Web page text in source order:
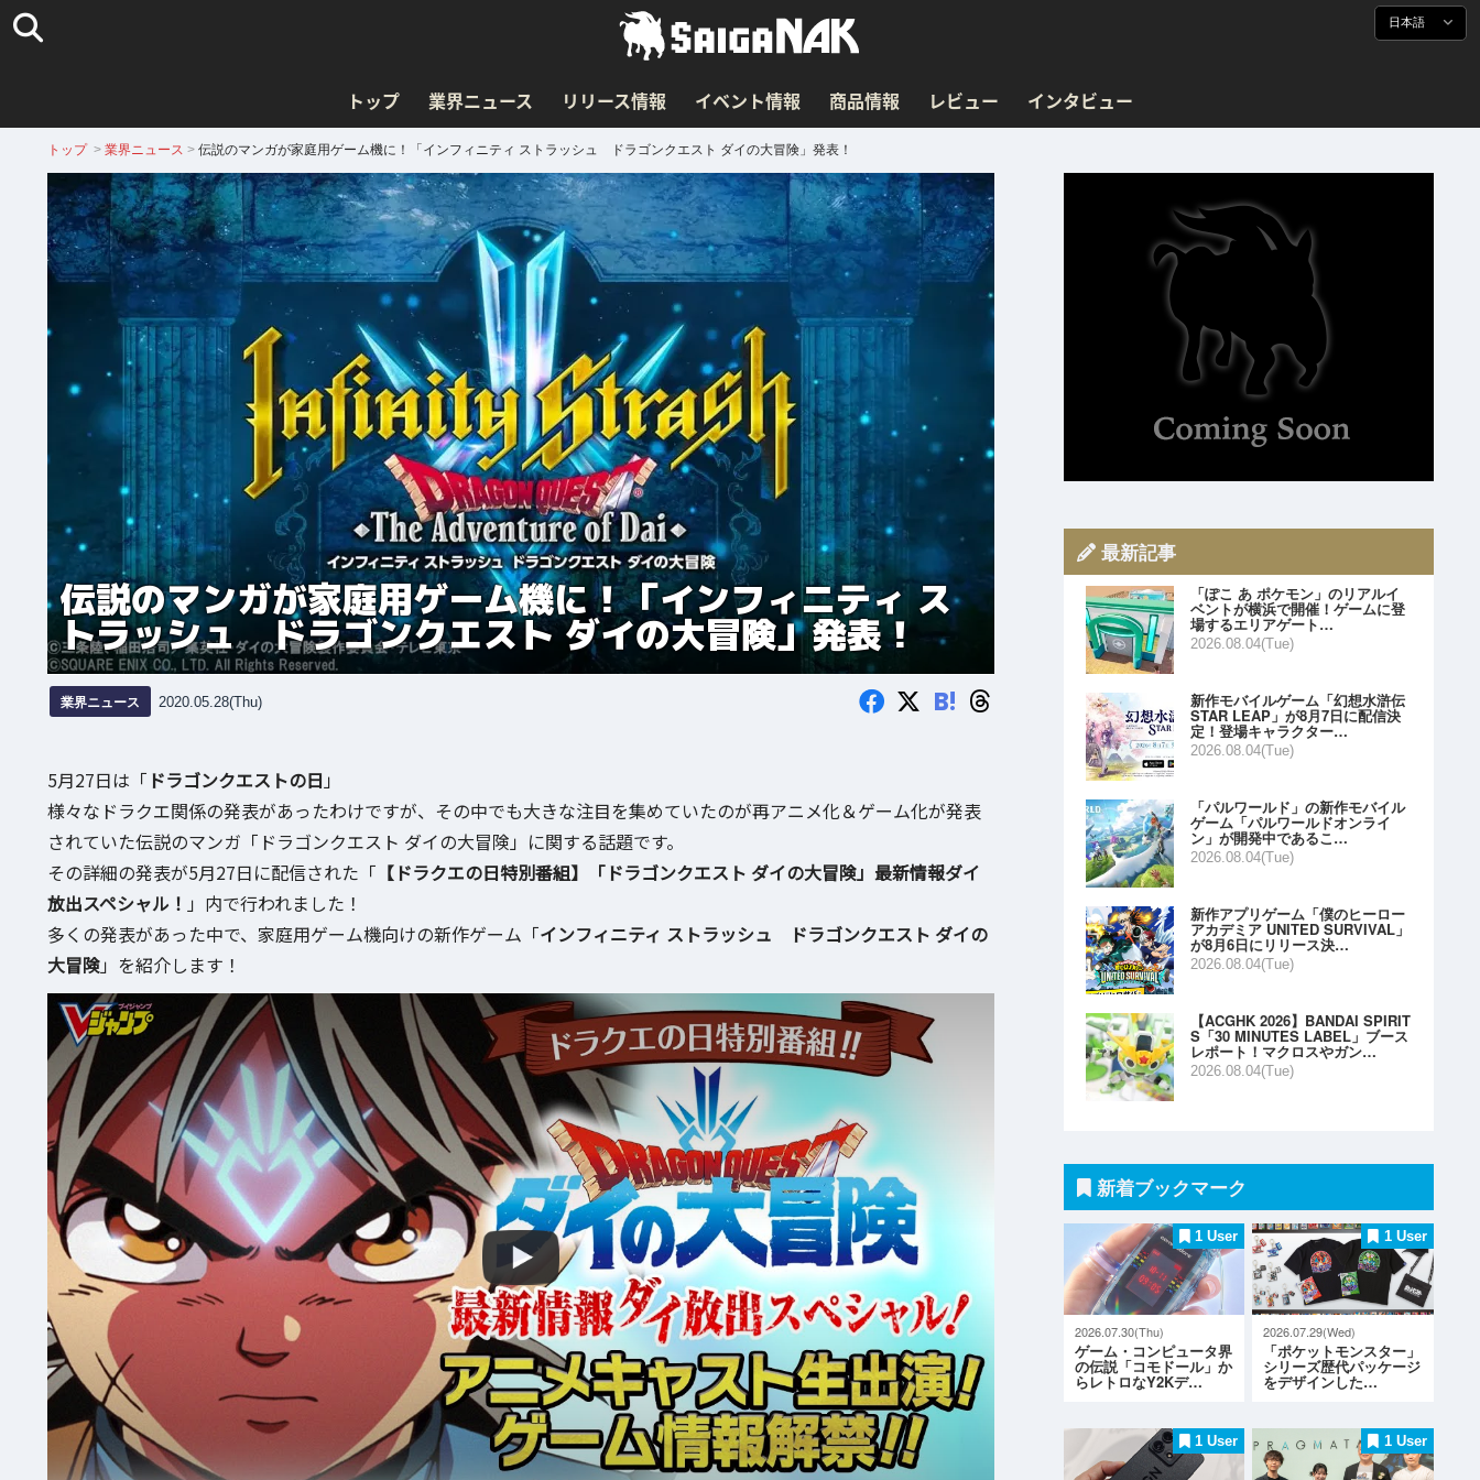
日本語
トップ 業界ニュース リリース情報 イベント情報 商品情報 レビュー インタビュー
トップ > 業界ニュース > 伝説のマンガが家庭用ゲーム機に！「インフィニティ ストラッシュ ドラゴンクエスト ダイの大冒険」発表！
伝説のマンガが家庭用ゲーム機に！「インフィニティ ス
トラッシュ ドラゴンクエスト ダイの大冒険」発表！
業界ニュース 2020.05.28(Thu) B!
5月27日は「 ドラゴンクエストの日 」
様々なドラクエ関係の発表があったわけですが、その中でも大きな注目を集めていたのが再アニメ化＆ゲーム化が発表
されていた伝説のマンガ「ドラゴンクエスト ダイの大冒険」に関する話題です。
その詳細の発表が5月27日に配信された「 【ドラクエの日特別番組】「ドラゴンクエスト ダイの大冒険」最新情報ダイ
放出スペシャル！ 」内で行われました！
多くの発表があった中で、家庭用ゲーム機向けの新作ゲーム「インフィニティ ストラッシュ ドラゴンクエスト ダイの
大冒険」を紹介します！
最新記事
「ぽこ あ ポケモン」のリアルイ
ベントが横浜で開催！ゲームに登
場するエリアゲート…
2026.08.04(Tue)
新作モバイルゲーム「幻想水滸伝
STAR LEAP」が8月7日に配信決
定！登場キャラクター…
2026.08.04(Tue)
「パルワールド」の新作モバイル
ゲーム「パルワールドオンライ
ン」が開発中であるこ…
2026.08.04(Tue)
新作アプリゲーム「僕のヒーロー
アカデミア UNITED SURVIVAL」
が8月6日にリリース決…
2026.08.04(Tue)
【ACGHK 2026】BANDAI SPIRIT
S「30 MINUTES LABEL」ブース
レポート！マクロスやガン…
2026.08.04(Tue)
新着ブックマーク
1 User
2026.07.30(Thu)
ゲーム・コンピュータ界
の伝説「コモドール」か
らレトロなY2Kデ…
1 User
2026.07.29(Wed)
「ポケットモンスター」
シリーズ歴代パッケージ
をデザインした…
1 User 1 User